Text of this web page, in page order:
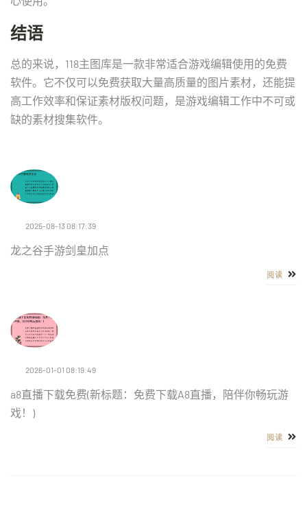
结语
总的来说，118主图库是一款非常适合游戏编辑使用的免费
软件。它不仅可以免费获取大量高质量的图片素材，还能提
高工作效率和保证素材版权问题，是游戏编辑工作中不可或
缺的素材搜集软件。
2025-08-13 08:17:39
龙之谷手游剑皇加点
阅读
2026-01-01 08:19:49
a8直播下载免费(新标题：免费下载A8直播，陪伴你畅玩游
戏！)
阅读